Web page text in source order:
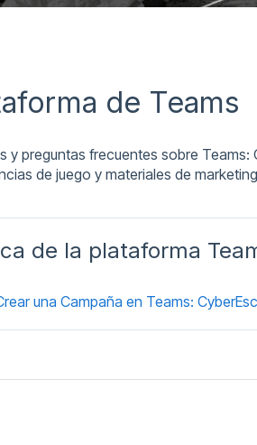
de Teams
y preguntas frecuentes sobre Teams:
de juego y materiales de
de la plataforma
una Campaña en Teams: